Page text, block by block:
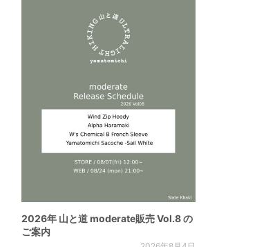
2026年 山と道 moderate販売 Vol.8 の
ご案内